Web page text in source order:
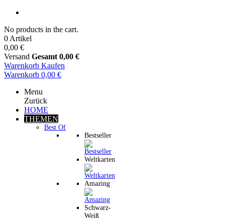
No products in the cart.
0 Artikel
0,00 €
Versand Gesamt 0,00 €
Warenkorb Kaufen
Warenkorb 0,00 €
Menu
Zurück
HOME
THEMEN
Best Of
Bestseller
Weltkarten
Amazing
Schwarz-
Weiß